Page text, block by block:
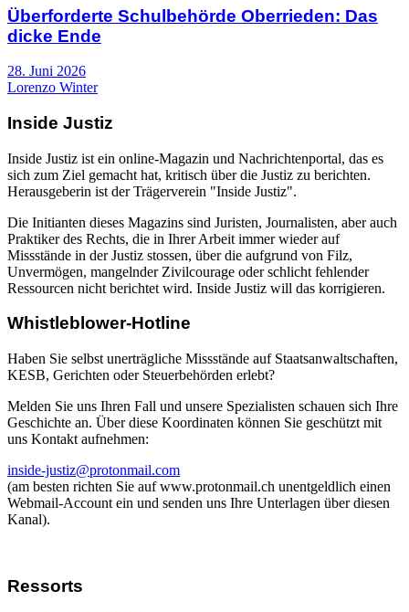
Überforderte Schulbehörde Oberrieden: Das
dicke Ende
28. Juni 2026
Lorenzo Winter
Inside Justiz
Inside Justiz ist ein online-Magazin und Nachrichtenportal, das es
sich zum Ziel gemacht hat, kritisch über die Justiz zu berichten.
Herausgeberin ist der Trägerverein "Inside Justiz".
Die Initianten dieses Magazins sind Juristen, Journalisten, aber auch
Praktiker des Rechts, die in Ihrer Arbeit immer wieder auf
Missstände in der Justiz stossen, über die aufgrund von Filz,
Unvermögen, mangelnder Zivilcourage oder schlicht fehlender
Ressourcen nicht berichtet wird. Inside Justiz will das korrigieren.
Whistleblower-Hotline
Haben Sie selbst unerträgliche Missstände auf Staatsanwaltschaften,
KESB, Gerichten oder Steuerbehörden erlebt?
Melden Sie uns Ihren Fall und unsere Spezialisten schauen sich Ihre
Geschichte an. Über diese Koordinaten können Sie geschützt mit
uns Kontakt aufnehmen:
inside-justiz@protonmail.com
(am besten richten Sie auf www.protonmail.ch unentgeldlich einen
Webmail-Account ein und senden uns Ihre Unterlagen über diesen
Kanal).
Ressorts